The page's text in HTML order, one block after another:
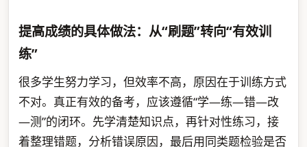
提高成绩的具体做法：从“刷题”转向“有效训
练”
很多学生努力学习，但效率不高，原因在于训练方式
不对。真正有效的备考，应该遵循“学—练—错—改
—测”的闭环。先学清楚知识点，再针对性练习，接
着整理错题，分析错误原因，最后用同类题检验是否